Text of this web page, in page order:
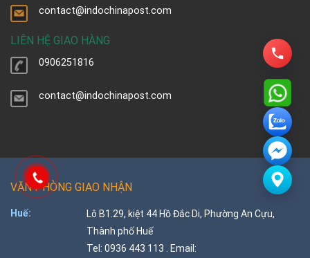
contact@indochinapost.com
LIÊN HỆ GIAO HÀNG
0906251816
contact@indochinapost.com
VĂN PHÒNG GIAO NHẬN
Huế:
Lô B1.29, kiệt 44 Hồ Đắc Di, Phường An Cựu,
Thành phố Huế
Tel: 0936 443 113 . Email: